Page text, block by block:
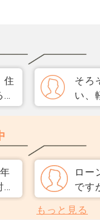
住
ト
そろ
い、
取り
直、
のか
だ、
スコ
ロー
です
物件
らに
もっと見る